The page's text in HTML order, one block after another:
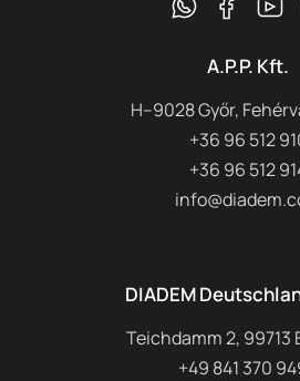
A.P.P. Kft.
H–9028 Győr,
+36 96 512
+36 96 512
DIADEM
Teichdamm 2, 99713
+49 841 370